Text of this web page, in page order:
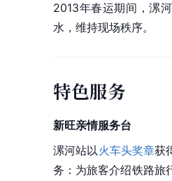
2013年春运期间，漯
水，维持现场秩序。
特色服务
新旺亲情服务台
漯河站以火车头奖章获
务：为旅客介绍铁路旅